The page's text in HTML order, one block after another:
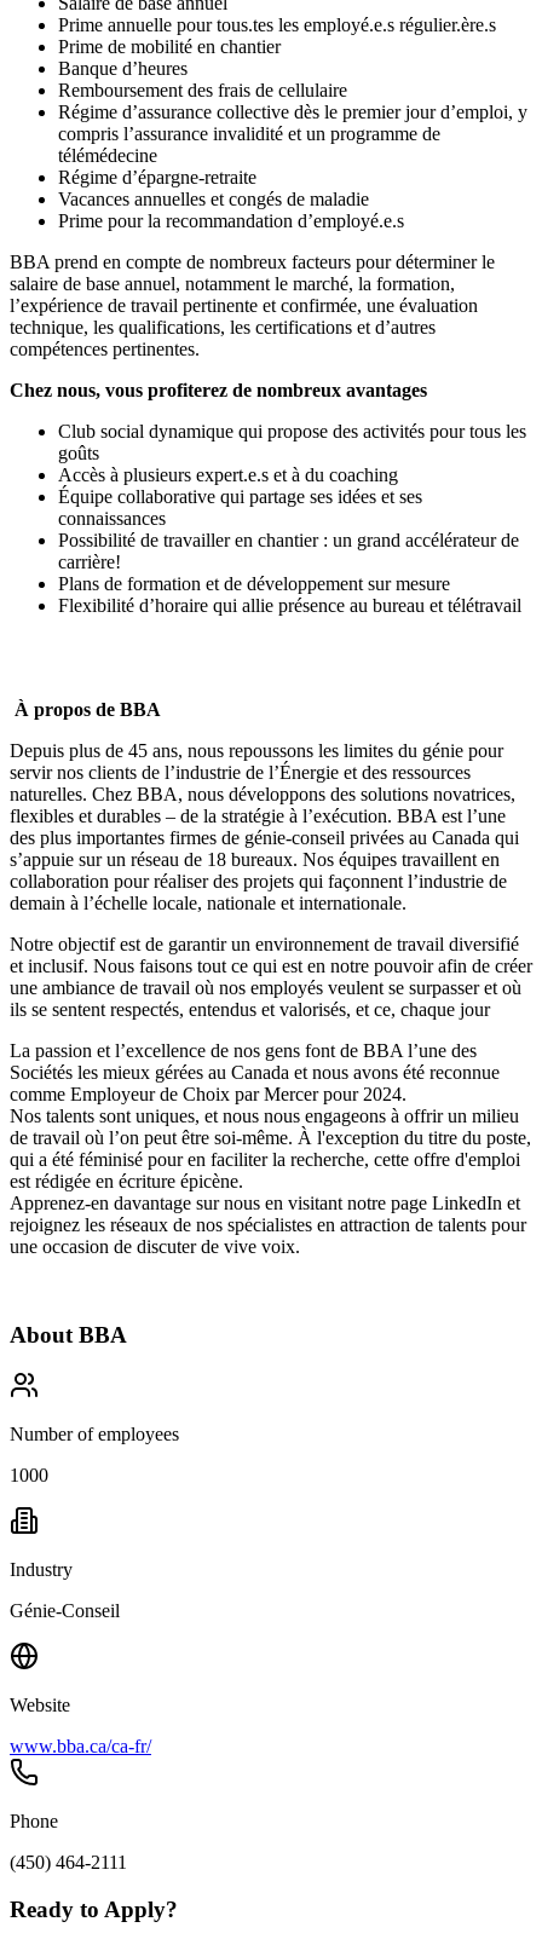
Prime annuelle pour tous.tes les employé.e.s régulier.ère.s
Prime de mobilité en chantier
Banque d’heures
Remboursement des frais de cellulaire
Régime d’assurance collective dès le premier jour d’emploi, y
compris l’assurance invalidité et un programme de
télémédecine
Régime d’épargne-retraite
Vacances annuelles et congés de maladie
Prime pour la recommandation d’employé.e.s
BBA prend en compte de nombreux facteurs pour déterminer le
salaire de base annuel, notamment le marché, la formation,
l’expérience de travail pertinente et confirmée, une évaluation
technique, les qualifications, les certifications et d’autres
compétences pertinentes.
Chez nous, vous profiterez de nombreux avantages
Club social dynamique qui propose des activités pour tous les
goûts
Accès à plusieurs expert.e.s et à du coaching
Équipe collaborative qui partage ses idées et ses
connaissances
Possibilité de travailler en chantier : un grand accélérateur de
carrière!
Plans de formation et de développement sur mesure
Flexibilité d’horaire qui allie présence au bureau et télétravail
À propos de BBA
Depuis plus de 45 ans, nous repoussons les limites du génie pour
servir nos clients de l’industrie de l’Énergie et des ressources
naturelles. Chez BBA, nous développons des solutions novatrices,
flexibles et durables – de la stratégie à l’exécution. BBA est l’une
des plus importantes firmes de génie-conseil privées au Canada qui
s’appuie sur un réseau de 18 bureaux. Nos équipes travaillent en
collaboration pour réaliser des projets qui façonnent l’industrie de
demain à l’échelle locale, nationale et internationale.
Notre objectif est de garantir un environnement de travail diversifié
et inclusif. Nous faisons tout ce qui est en notre pouvoir afin de créer
une ambiance de travail où nos employés veulent se surpasser et où
ils se sentent respectés, entendus et valorisés, et ce, chaque jour
La passion et l’excellence de nos gens font de BBA l’une des
Sociétés les mieux gérées au Canada et nous avons été reconnue
comme Employeur de Choix par Mercer pour 2024.
Nos talents sont uniques, et nous nous engageons à offrirun milieu
de travail où l’on peut être soi-même. À l'exception du titre du poste,
qui a été féminisé pour en faciliter la recherche, cette offre d'emploi
est rédigée en écriture épicène.
Apprenez-en davantage sur nous en visitant notre page LinkedIn et
rejoignez les réseaux de nos spécialistes en attraction de talents pour
une occasion de discuter de vive voix.
About BBA
Number of employees
1000
Industry
Génie-Conseil
Website
www.bba.ca/ca-fr/
Phone
(450) 464-2111
Ready to Apply?